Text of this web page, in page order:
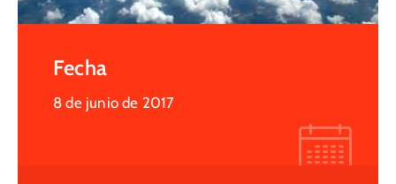
Fecha
8 de junio de 2017